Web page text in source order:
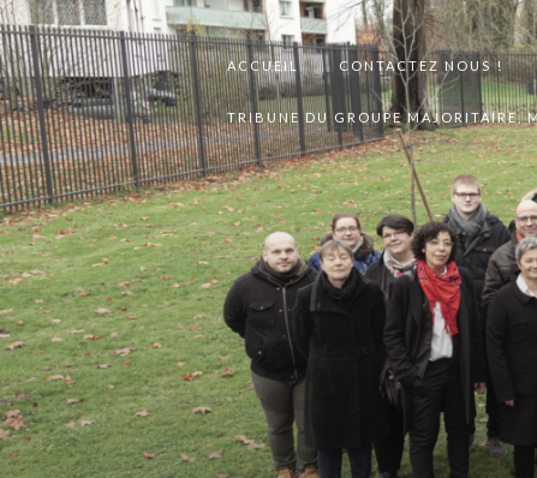
ACCUEIL CONTACTEZ NOUS !
TRIBUNE DU GROUPE MAJORITAIRE,